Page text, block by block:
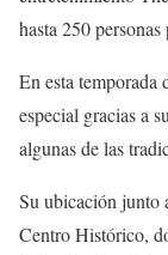
hasta 250 personas
En esta temporada
especial gracias a
algunas de las
Su ubicación junto
Centro Histórico,